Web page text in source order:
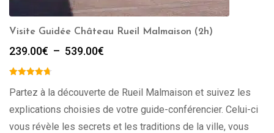
Visite Guidée Château Rueil Malmaison (2h)
239.00€ – 539.00€
239.00€
à
539.00€
Partez à la découverte de Rueil Malmaison et suivez les
explications choisies de votre guide-conférencier. Celui-ci
vous révèle les secrets et les traditions de la ville, vous